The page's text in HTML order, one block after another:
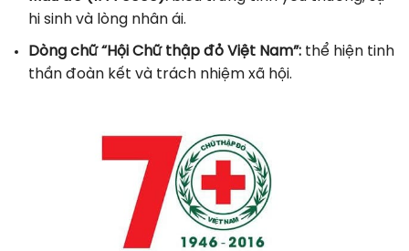
hi sinh và lòng nhân ái.
Dòng chữ “Hội Chữ thập đỏ Việt Nam”:thể hiện tinh
thần đoàn kết và trách nhiệm xã hội.